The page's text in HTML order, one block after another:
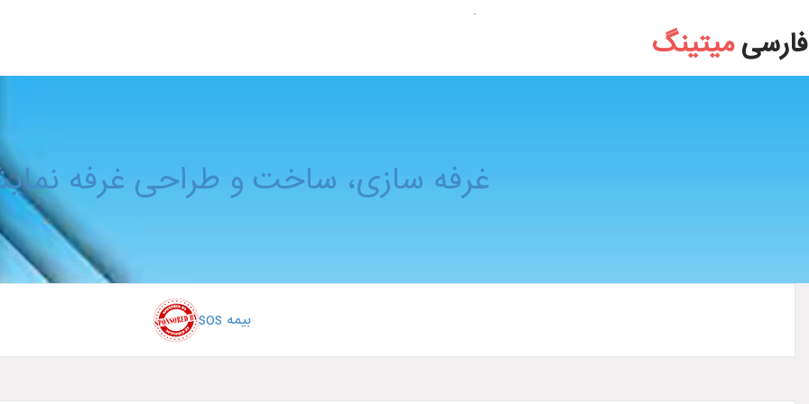
غرفه سازی، ساخت و طراحی غرفه نمایشگاهی
فارسیمیتینگ
غرفه سازی، ساخت و طراحی غرفه
بیمه sos